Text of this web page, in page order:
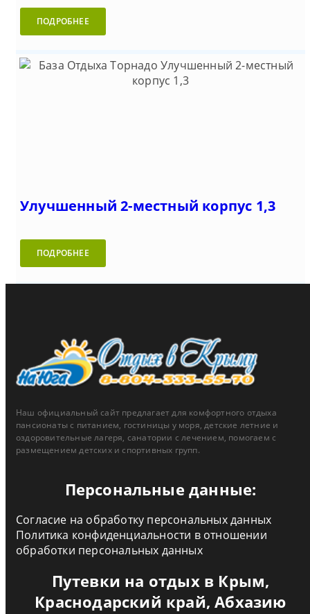
ПОДРОБНЕЕ
Улучшенный 2-местный корпус 1,3
ПОДРОБНЕЕ
Наш официальный сайт предлагает для комфортного отдыха
пансионаты с питанием, гостиницы у моря, детские летние и
оздоровительные лагеря, санатории с лечением, помогаем с
размещением детских и спортивных групп.
Персональные данные:
Согласие на обработку персональных данных
Политика конфиденциальности в отношении
обработки персональных данных
Путевки на отдых в Крым,
Краснодарский край, Абхазию